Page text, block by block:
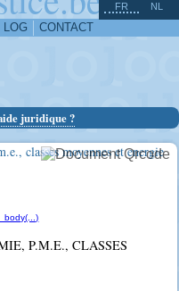
LOG CONTACT
FR NL
juridique ?
classes moyennes et energie
P.M.E., CLASSES
^